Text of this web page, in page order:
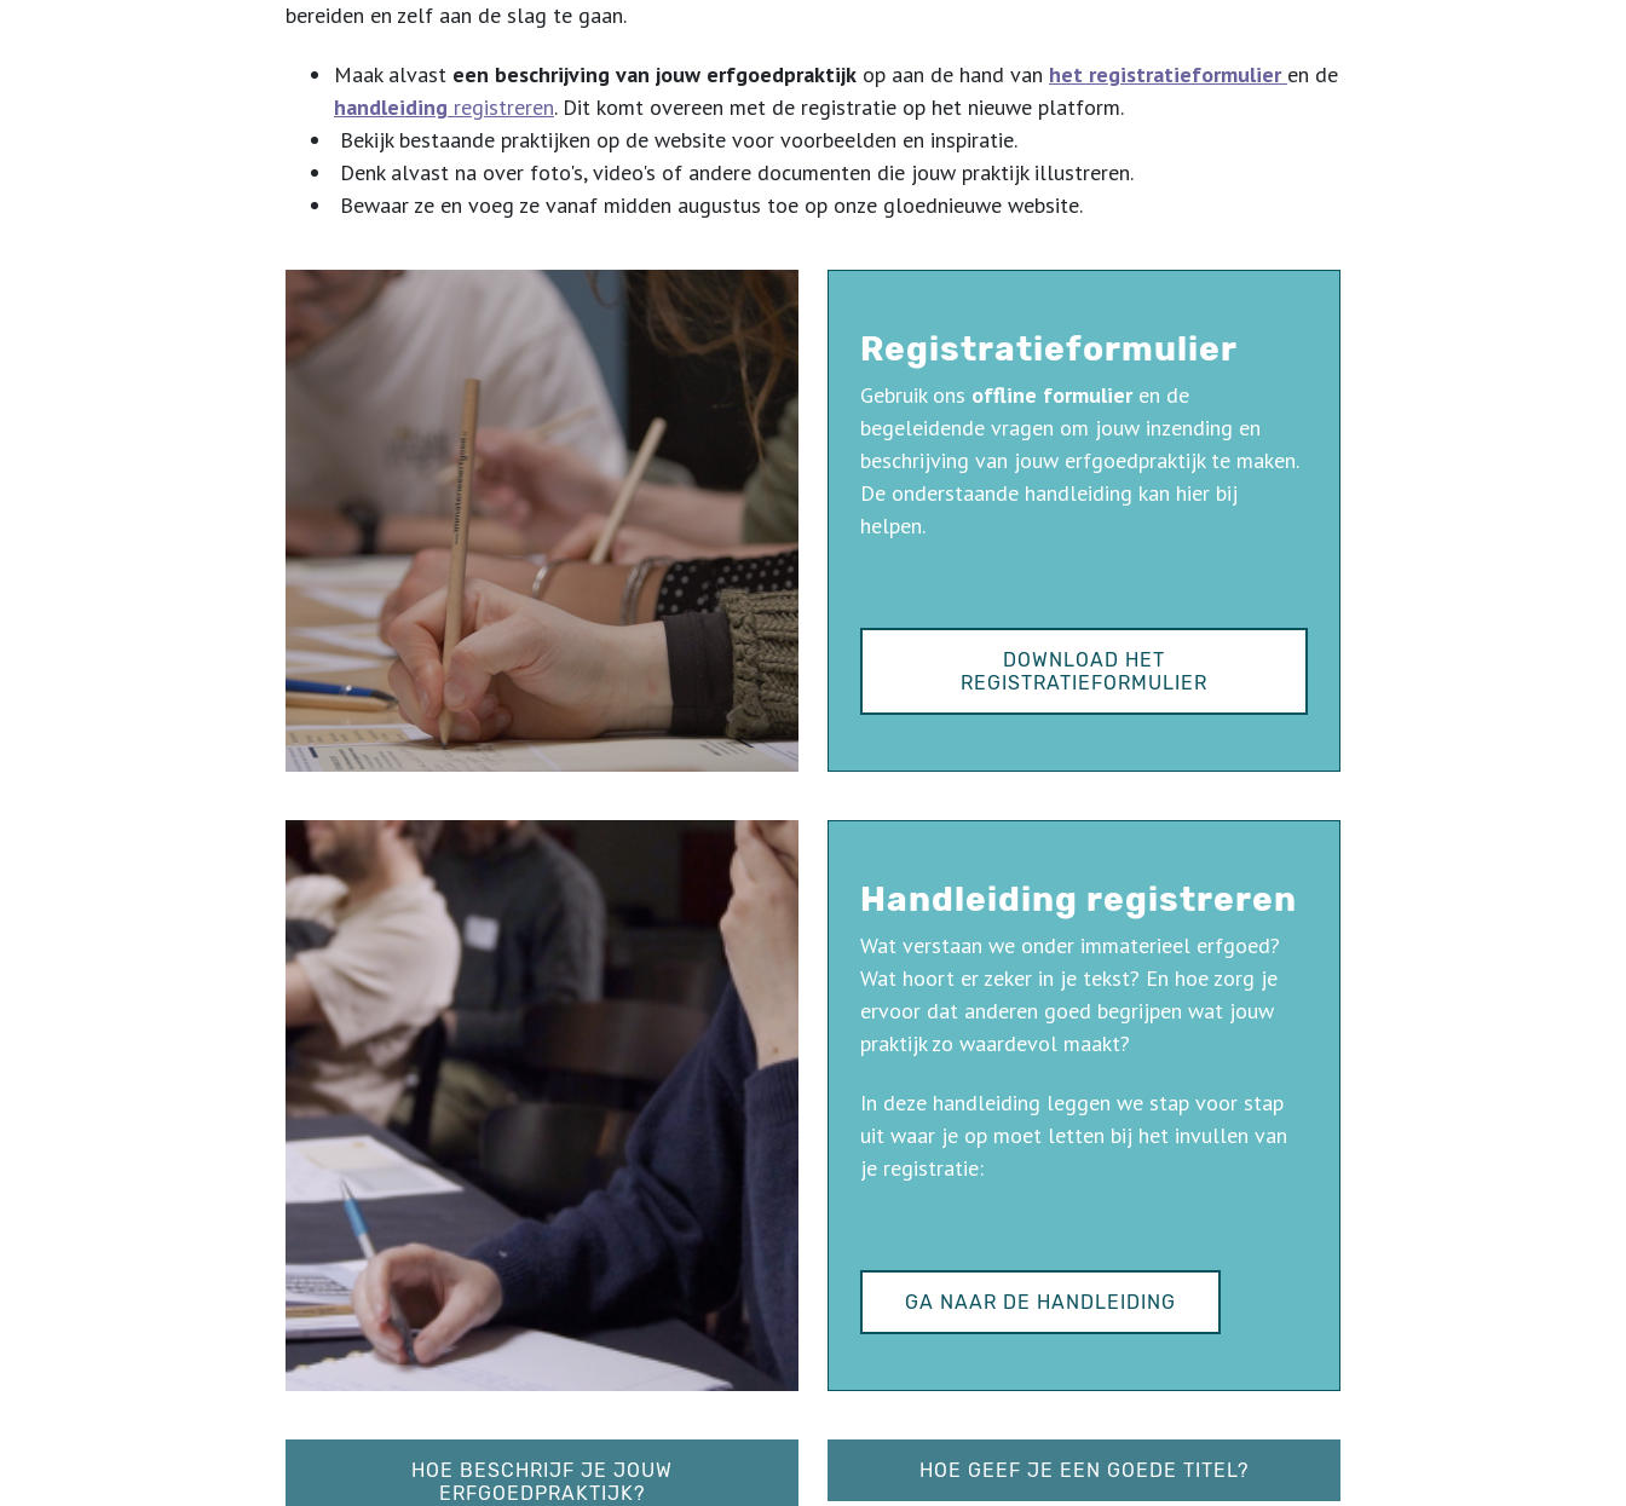
bereiden en zelf aan de slag te gaan.
Maak alvast een beschrijving van jouw erfgoedpraktijk op aan de hand van het registratieformulier en de
handleiding registreren. Dit komt overeen met de registratie op het nieuwe platform.
Bekijk bestaande praktijken op de website voor voorbeelden en inspiratie.
Denk alvast na over foto's, video's of andere documenten die jouw praktijk illustreren.
Bewaar ze en voeg ze vanaf midden augustus toe op onze gloednieuwe website.
Registratieformulier
Gebruik ons offline formulieren de
begeleidende vragen om jouw inzending en
beschrijving van jouw erfgoedpraktijk te maken.
De onderstaande handleiding kan hier bij
helpen.
DOWNLOAD HET
REGISTRATIEFORMULIER
Handleiding registreren
Wat verstaan we onder immaterieel erfgoed?
Wat hoort er zeker in je tekst? En hoe zorg je
ervoor dat anderen goed begrijpen wat jouw
praktijk zo waardevol maakt?
In deze handleiding leggen we stap voor stap
uit waar je op moet letten bij het invullen van
je registratie:
GA NAAR DE HANDLEIDING
HOE BESCHRIJF JE JOUW
ERFGOEDPRAKTIJK?
HOE GEEF JE EEN GOEDE TITEL?